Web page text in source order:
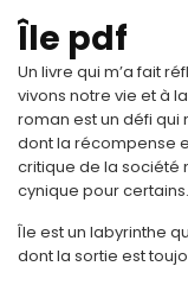
Île pdf
Un livre qui m’a fait
vivons notre vie et à
roman est un défi qui
dont la récompense
critique de la société
cynique pour certains.
Île est un labyrinthe
dont la sortie est